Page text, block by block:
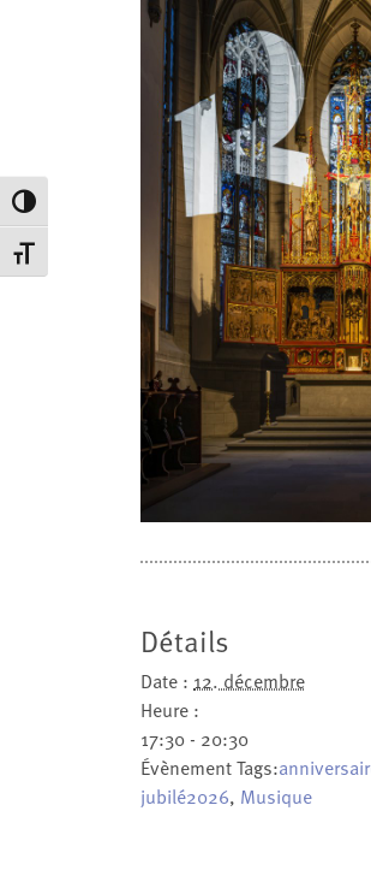
Passer en contraste élevé
Changer la taille de la police
Détails
Date : 12. décembre
Heure :
17:30 - 20:30
Évènement Tags:
jubilé2026, Musique